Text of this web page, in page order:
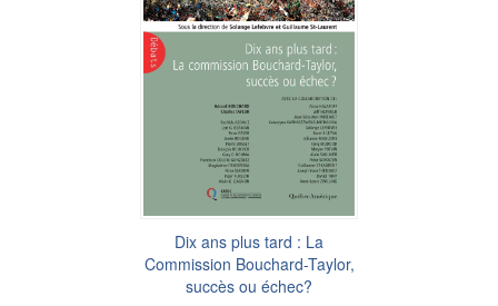
Dix ans plus tard : La
Commission Bouchard-Taylor,
succès ou échec?